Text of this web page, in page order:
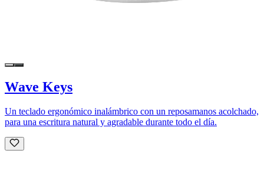
Wave Keys
Un teclado ergonómico inalámbrico con un reposamanos acolchado,
para una escritura natural y agradable durante todo el día.